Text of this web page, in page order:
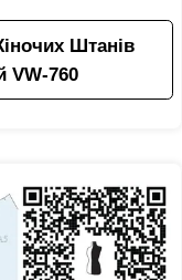
Штанів
VW-760